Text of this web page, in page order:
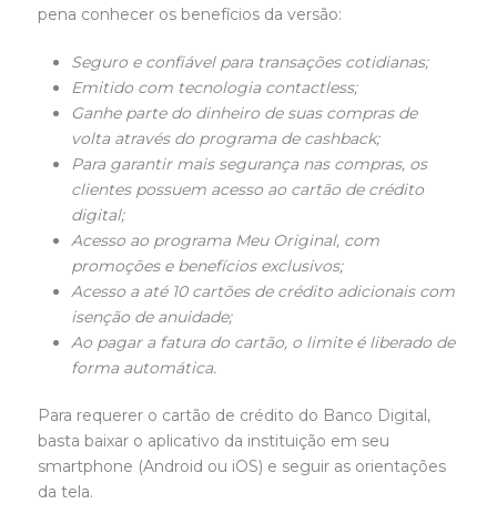
pena conhecer os benefícios da versão:
Seguro e confiável para transações cotidianas;
Emitido com tecnologia contactless;
Ganhe parte do dinheiro de suas compras de
volta através do programa de cashback;
Para garantir mais segurança nas compras, os
clientes possuem acesso ao cartão de crédito
digital;
Acesso ao programa Meu Original, com
promoções e benefícios exclusivos;
Acesso a até 10 cartões de crédito adicionais com
isenção de anuidade;
Ao pagar a fatura do cartão, o limite é liberado de
forma automática.
Para requerer o cartão de crédito do Banco Digital,
basta baixar o aplicativo da instituição em seu
smartphone (Android ou iOS) e seguir as orientações
da tela.